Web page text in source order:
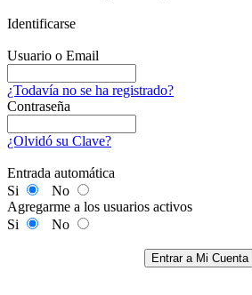
Identificarse
Usuario o Email
¿Todavía no se ha registrado?
Contraseña
¿Olvidó su Clave?
Entrada automática
Si
No
Agregarme a los usuarios activos
Si
No
Entrar a Mi Cuenta